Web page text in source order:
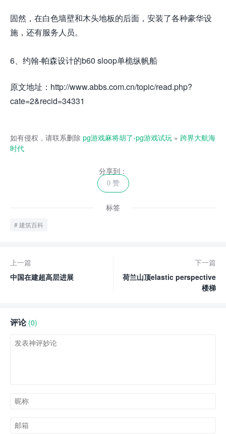
固然，在白色墙壁和木头地板的后面，安装了各种豪华设
施，还有服务人员。
6、约翰-帕森设计的b60 sloop单桅纵帆船
原文地址：http://www.abbs.com.cn/topic/read.php?
cate=2&recid=34331
如有侵权，请联系删除 pg游戏麻将胡了-pg游戏试玩 » 跨界大航海
时代
分享到：
0 赞
标签
建筑百科
上一篇
中国在建超高层进展
下一篇
荷兰山顶elastic perspective
楼梯
评论 (0)